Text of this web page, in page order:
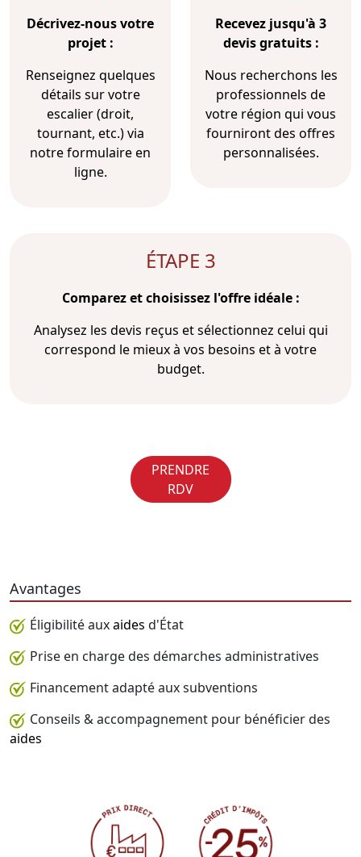
Décrivez-nous votre
projet :
Renseignez quelques
détails sur votre
escalier (droit,
tournant, etc.) via
notre formulaire en
ligne.
Recevez jusqu'à 3
devis gratuits :
Nous recherchons les
professionnels de
votre région qui vous
fourniront des offres
personnalisées.
ÉTAPE 3
Comparez et choisissez l'offre idéale :
Analysez les devis reçus et sélectionnez celui qui
correspond le mieux à vos besoins et à votre
budget.
PRENDRE
RDV
Avantages
Éligibilité auxaides d'État
Prise en charge des démarches administratives
Financement adapté aux subventions
Conseils & accompagnement pour bénéficier des
aides